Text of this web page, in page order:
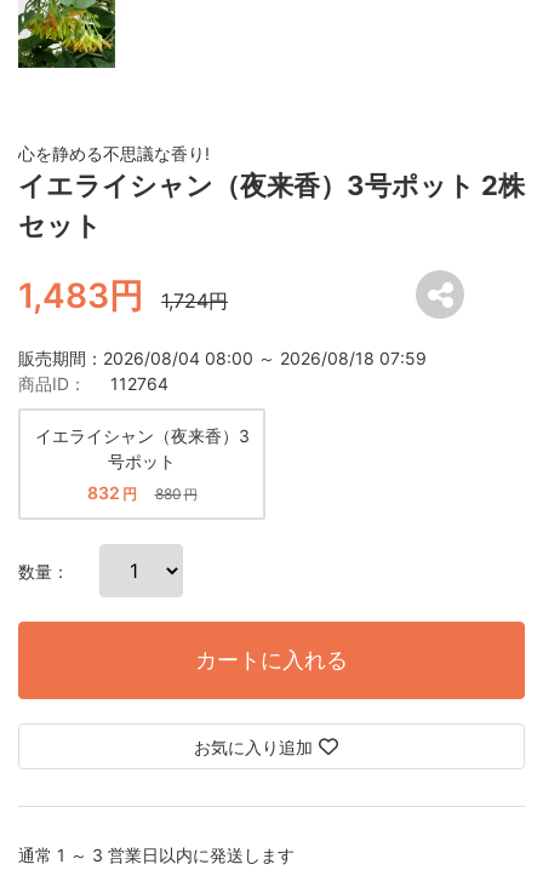
心を静める不思議な香り!
イエライシャン（夜来香）3号ポット 2株
セット
1,483円 1,724円
販売期間：2026/08/04 08:00 ～ 2026/08/18 07:59
商品ID：
112764
イエライシャン（夜来香）3
号ポット
832 円 880円
数量：
カートに入れる
お気に入り追加
通常 1 ～ 3 営業日以内に発送します